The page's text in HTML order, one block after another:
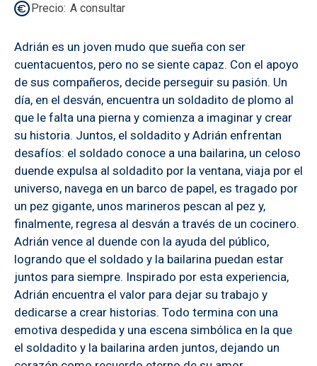
Precio A consultar
Adrián es un joven mudo que sueña con ser
cuentacuentos, pero no se siente capaz. Con el apoyo
de sus compañeros, decide perseguir su pasión. Un
día, en el desván, encuentra un soldadito de plomo al
que le falta una pierna y comienza a imaginar y crear
su historia. Juntos, el soldadito y Adrián enfrentan
desafíos: el soldado conoce a una bailarina, un celoso
duende expulsa al soldadito por la ventana, viaja por el
universo, navega en un barco de papel, es tragado por
un pez gigante, unos marineros pescan al pez y,
finalmente, regresa al desván a través de un cocinero.
Adrián vence al duende con la ayuda del público,
logrando que el soldado y la bailarina puedan estar
juntos para siempre. Inspirado por esta experiencia,
Adrián encuentra el valor para dejar su trabajo y
dedicarse a crear historias. Todo termina con una
emotiva despedida y una escena simbólica en la que
el soldadito y la bailarina arden juntos, dejando un